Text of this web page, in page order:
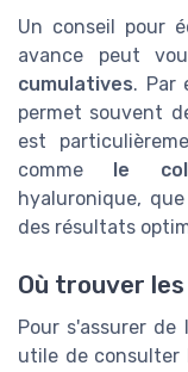
Un conseil pour
avance peut
cumulatives. Par
permet souvent
est
comme le
hyaluronique,
des résultats
Où trouver
Pour s'assurer
utile de consulter